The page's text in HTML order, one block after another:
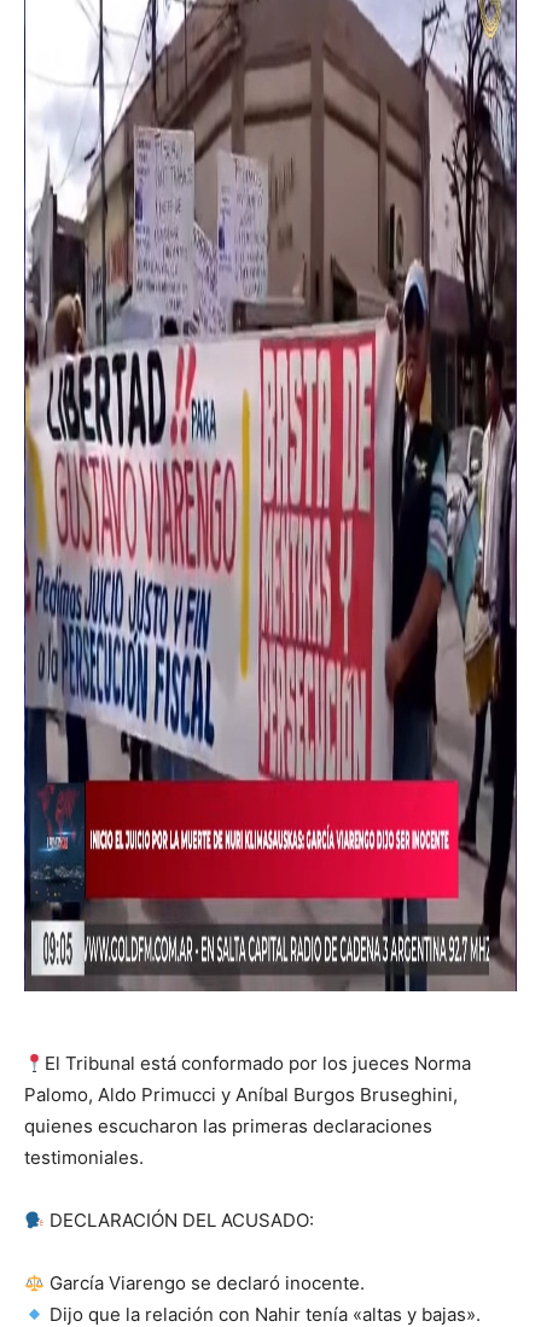
El Tribunal está conformado por los jueces Norma
Palomo, Aldo Primucci y Aníbal Burgos Bruseghini,
quienes escucharon las primeras declaraciones
testimoniales.
DECLARACIÓN DEL ACUSADO:
García Viarengo se declaró inocente.
Dijo que la relación con Nahir tenía «altas y bajas».